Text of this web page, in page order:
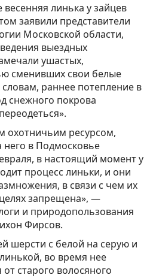
линька у зайцев
заявили представители
Московской области,
выездных
ушастых,
сменивших свои белые
раннее потепление в
снежного покрова
охотничьим ресурсом,
него в Подмосковье
в настоящий момент у
процесс линьки, и они
в связи с чем их
запрещена», —
и природопользования
Фирсов.
шерсти с белой на серую и
во время нее
старого волосяного